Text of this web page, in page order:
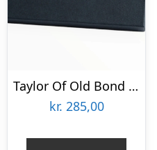
Taylor Of Old Bond Street Gavesæt med Badesæber, Eton College, 3 stk.
kr. 285,00